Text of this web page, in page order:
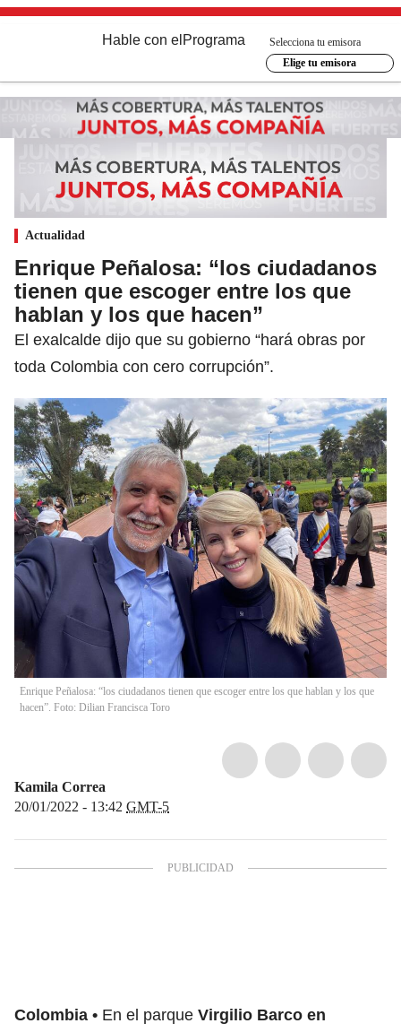
Hable con el Programa
Selecciona tu emisora
Elige tu emisora
Actualidad
Enrique Peñalosa: “los ciudadanos
tienen que escoger entre los que
hablan y los que hacen”
El exalcalde dijo que su gobierno “hará obras por
toda Colombia con cero corrupción”.
Enrique Peñalosa: “los ciudadanos tienen que escoger entre los que hablan y los que
hacen”. Foto: Dilian Francisca Toro
Kamila Correa
20/01/2022 - 13:42 GMT-5
Colombia En el parque Virgilio Barco en